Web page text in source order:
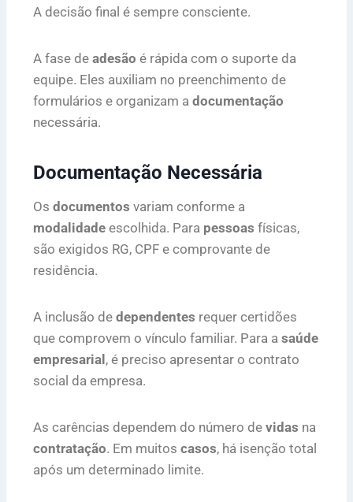
A decisão final é sempre consciente.
A fase de adesão é rápida com o suporte da
equipe. Eles auxiliam no preenchimento de
formulários e organizam a documentação
necessária.
Documentação Necessária
Os documentos variam conforme a
modalidade escolhida. Para pessoas físicas,
são exigidos RG, CPF e comprovante de
residência.
A inclusão de dependentes requer certidões
que comprovem o vínculo familiar. Para a saúde
empresarial , é preciso apresentar o contrato
social da empresa.
As carências dependem do número de vidas na
contratação. Em muitos casos, há isenção total
após um determinado limite.